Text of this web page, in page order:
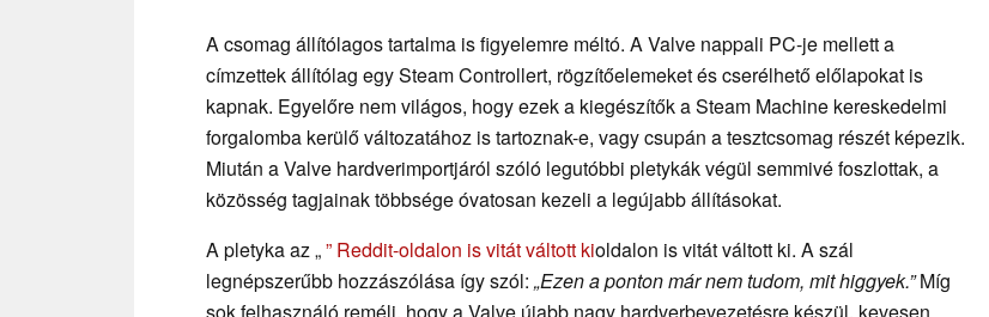
A csomag állítólagos tartalma is figyelemre méltó. A Valve nappali PC-je mellett a
címzettek állítólag egy Steam Controllert, rögzítőelemeket és cserélhető előlapokat is
kapnak. Egyelőre nem világos, hogy ezek a kiegészítők a Steam Machine kereskedelmi
forgalomba kerülő változatához is tartoznak-e, vagy csupán a tesztcsomag részét képezik.
Miután a Valve hardverimportjáról szóló legutóbbi pletykák végül semmivé foszlottak, a
közösség tagjainak többsége óvatosan kezeli a legújabb állításokat.
A pletyka az „” Reddit-oldalon is vitát váltott kioldalon is vitát váltott ki. A szál
legnépszerűbb hozzászólása így szól: „Ezen a ponton már nem tudom, mit higgyek.”Míg